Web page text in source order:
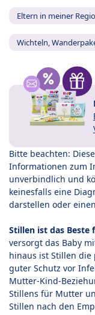
Eltern in meiner
Wichteln,
Bitte beachten:
Informationen zum
unverbindlich und
keinesfalls eine
darstellen oder
Stillen ist das Beste
versorgt das Baby
hinaus ist Stillen
guter Schutz vor
Mutter-Kind-
Stillens für Mutter
Stillen nach den